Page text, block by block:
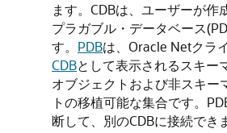
ます。CDBは、ユーザーが作
プラガブル・データベース
す。 PDBは、Oracle Netクラ
CDBとして表示されるスキー
オブジェクトおよび非スキー
トの移植可能な集合です。
断して、別のCDBに接続でき